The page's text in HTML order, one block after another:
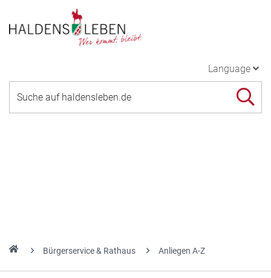
Language
Bürgerservice & Rathaus Anliegen A-Z